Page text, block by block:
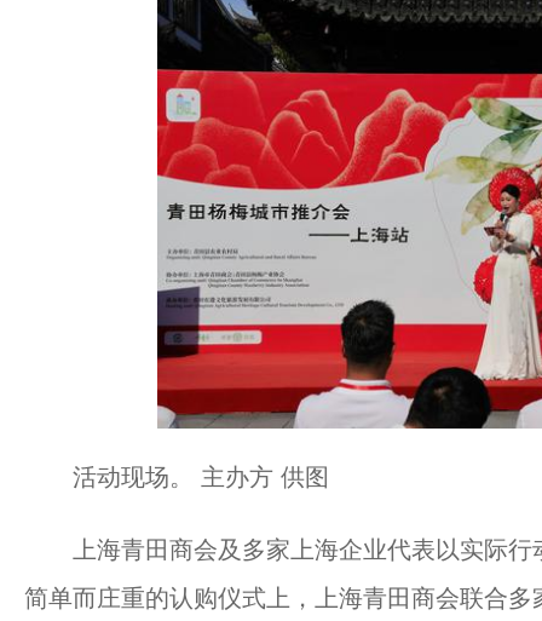
活动现场。 主办方 供图
上海青田商会及多家上海企业代表以实际行
简单而庄重的认购仪式上，上海青田商会联合